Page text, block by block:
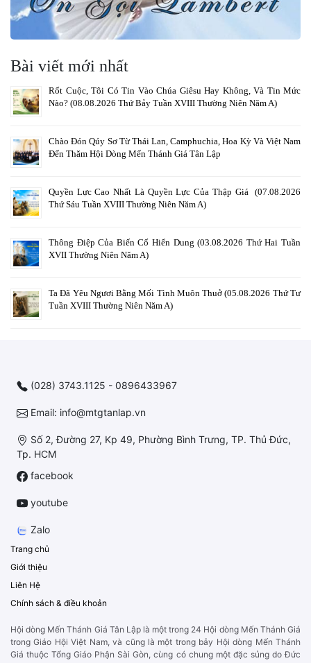
Bài viết mới nhất
Rốt Cuộc, Tôi Có Tin Vào Chúa Giêsu Hay Không, Và Tin Mức
Nào? (08.08.2026 Thứ Bảy Tuần XVIII Thường Niên Năm A)
Chào Đón Qúy Sơ Từ Thái Lan, Camphuchia, Hoa Kỳ Và Việt Nam
Đến Thăm Hội Dòng Mến Thánh Giá Tân Lập
Quyền Lực Cao Nhất Là Quyền Lực Của Thập Giá (07.08.2026
Thứ Sáu Tuần XVIII Thường Niên Năm A)
Thông Điệp Của Biến Cố Hiển Dung (03.08.2026 Thứ Hai Tuần
XVII Thường Niên Năm A)
Ta Đã Yêu Ngươi Bằng Mối Tình Muôn Thuở (05.08.2026 Thứ Tư
Tuần XVIII Thường Niên Năm A)
(028) 3743.1125 - 0896433967
Email: info@mtgtanlap.vn
Số 2, Đường 27, Kp 49, Phường Bình Trưng, TP. Thủ Đức,
Tp. HCM
facebook
youtube
Zalo
Trang chủ
Giới thiệu
Liên Hệ
Chính sách & điều khoản
Hội dòng Mến Thánh Giá Tân Lập là một trong 24 Hội dòng Mến Thánh Giá
trong Giáo Hội Việt Nam, và cũng là một trong bảy Hội dòng Mến Thánh
Giá thuộc Tổng Giáo Phận Sài Gòn, cùng có chung một đặc sủng do Đức